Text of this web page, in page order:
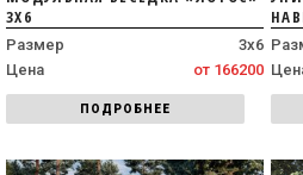
3Х6
Размер
3х6
Цена
от 166200
ПОДРОБНЕЕ